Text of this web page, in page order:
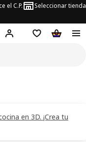
el C.P. Seleccionar tienda
Hej! Iniciar sesión
Lista de deseos
Carrito
en 3D. ¡Crea tu